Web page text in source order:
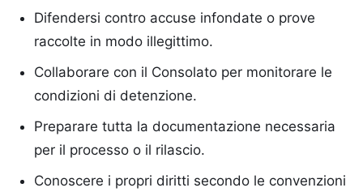
Difendersi contro accuse infondate o prove
raccolte in modo illegittimo.
Collaborare con il Consolato per monitorare le
condizioni di detenzione.
Preparare tutta la documentazione necessaria
per il processo o il rilascio.
Conoscere i propri diritti secondo le convenzioni